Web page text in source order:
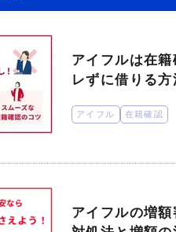
アイフルは在
レずに借りる
アイフル 在籍確認
アイフルの増額